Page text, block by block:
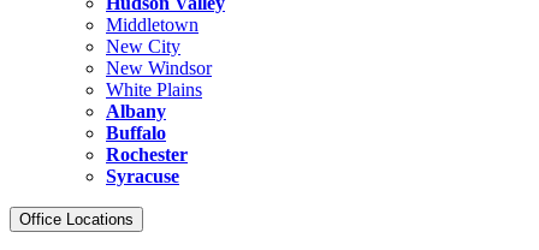
Middletown
New City
New Windsor
White Plains
Albany
Buffalo
Rochester
Syracuse
Office Locations